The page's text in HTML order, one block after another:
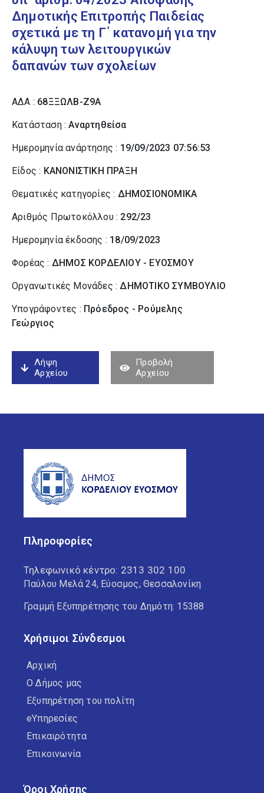
Δημοτικής Επιτροπής Παιδείας
σχετικά με τη Γ΄ κατανομή για την
κάλυψη των λειτουργικών
δαπανών των σχολείων
ΑΔΑ : 68ΞΞΩΛΒ-Ζ9Α
Κατάσταση :Αναρτηθείσα
Ημερομηνία ανάρτησης : 19/09/2023 07:56:53
Είδος : ΚΑΝΟΝΙΣΤΙΚΗ ΠΡΑΞΗ
Θεματικές κατηγορίες : ΔΗΜΟΣΙΟΝΟΜΙΚΑ
Αριθμός Πρωτοκόλλου : 292/23
Ημερομηνία έκδοσης : 18/09/2023
Φορέας : ΔΗΜΟΣ ΚΟΡΔΕΛΙΟΥ - ΕΥΟΣΜΟΥ
Οργανωτικές Μονάδες :ΔΗΜΟΤΙΚΟ ΣΥΜΒΟΥΛΙΟ
Υπογράφοντες : Πρόεδρος - Ρούμελης
Γεώργιος
Λήψη
Αρχείου
Προβολή
Αρχείου
Πληροφορίες
Τηλεφωνικό κέντρο: 2313 302 100
Παύλου Μελά 24, Εύοσμος, Θεσσαλονίκη
Γραμμή Εξυπηρέτησης του Δημότη: 15388
Χρήσιμοι Σύνδεσμοι
Αρχική
Ο Δήμος μας
Εξυπηρέτηση του πολίτη
eΥπηρεσίες
Επικαιρότητα
Επικοινωνία
Όροι Χρήσης